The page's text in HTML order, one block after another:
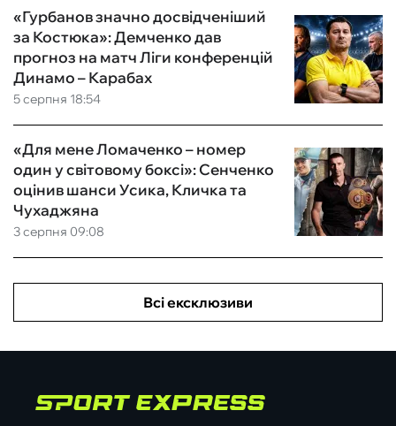
5 серпня 18:54
«Гурбанов значно досвідченіший
за Костюка»: Демченко дав
прогноз на матч Ліги конференцій
Динамо – Карабах
3 серпня 09:08
«Для мене Ломаченко – номер
один у світовому боксі»: Сенченко
оцінив шанси Усика, Кличка та
Чухаджяна
Всі ексклюзиви